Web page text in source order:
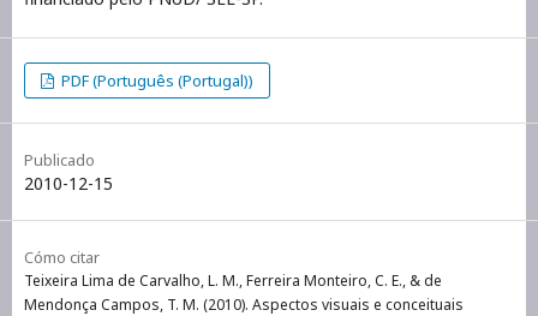
PDF (Português (Portugal))
Publicado
2010-12-15
Cómo citar
Teixeira Lima de Carvalho, L. M., Ferreira Monteiro, C. E., & de
Mendonça Campos, T. M. (2010). Aspectos visuais e conceituais